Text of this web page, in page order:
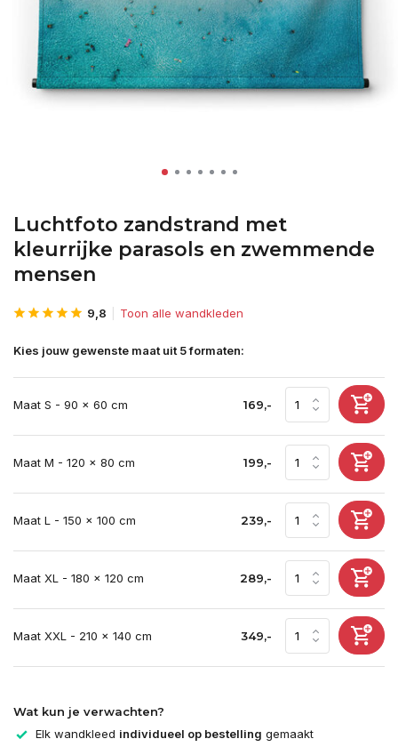
Luchtfoto zandstrand met
kleurrijke parasols en zwemmende
mensen
9,8 Toon alle wandkleden
Kies jouw gewenste maat uit 5 formaten:
Maat S - 90 x 60 cm 169,-
Maat M - 120 x 80 cm 199,-
Maat L - 150 x 100 cm 239,-
Maat XL - 180 x 120 cm 289,-
Maat XXL - 210 x 140 cm 349,-
Wat kun je verwachten?
Elk wandkleed individueel op bestelling gemaakt